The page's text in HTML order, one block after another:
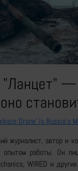
"Ланцет"
Drone’ Is
журналист, автор и
опытом работы. Он
WIRED и